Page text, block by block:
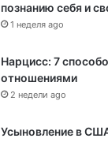
познанию себя и
1 неделя ago
Нарцисс: 7
отношениями
2 недели ago
Усыновление в